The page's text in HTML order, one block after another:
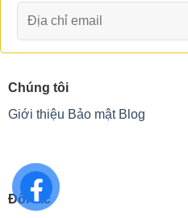
Chúng tôi
Giới thiệu Bảo mật Blog
Đối tác